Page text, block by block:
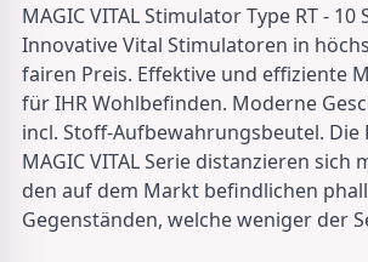
MAGIC VITAL Stimulator Type RT - 10
Innovative Vital Stimulatoren in
fairen Preis. Effektive und effiziente
für IHR Wohlbefinden. Moderne
incl. Stoff-Aufbewahrungsbeutel.
MAGIC VITAL Serie distanzieren sich
den auf dem Markt befindlichen
Gegenständen, welche weniger der